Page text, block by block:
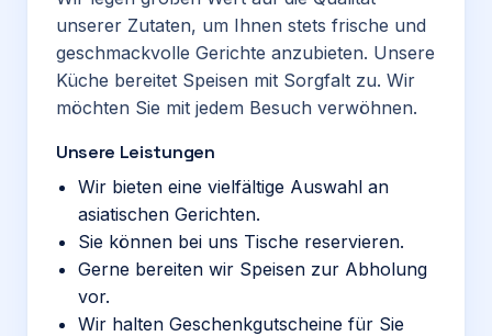
unserer Zutaten, um Ihnen stets frische und
geschmackvolle Gerichte anzubieten. Unsere
Küche bereitet Speisen mit Sorgfalt zu. Wir
möchten Sie mit jedem Besuch verwöhnen.
Unsere Leistungen
Wir bieten eine vielfältige Auswahl an
asiatischen Gerichten.
Sie können bei uns Tische reservieren.
Gerne bereiten wir Speisen zur Abholung
vor.
Wir halten Geschenkgutscheine für Sie